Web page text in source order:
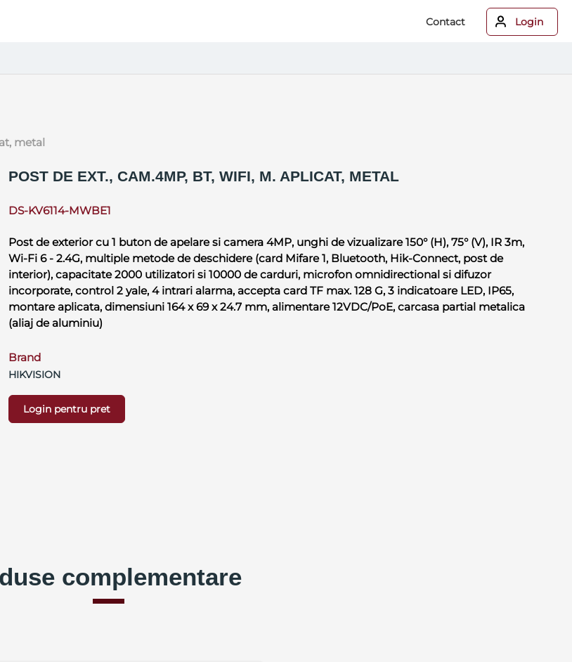
Contact Login
metal
POST DE EXT., CAM.4MP, BT, WIFI, M. APLICAT, METAL
DS-KV6114-MWBE1
Post de exterior cu 1 buton de apelare si camera 4MP, unghi de vizualizare 150° (H), 75° (V), IR 3m,
Wi-Fi 6 - 2.4G, multiple metode de deschidere (card Mifare 1, Bluetooth, Hik-Connect, post de
interior), capacitate 2000 utilizatori si 10000 de carduri, microfon omnidirectional si difuzor
incorporate, control 2 yale, 4 intrari alarma, accepta card TF max. 128 G, 3 indicatoare LED, IP65,
montare aplicata, dimensiuni 164 x 69 x 24.7 mm, alimentare 12VDC/PoE, carcasa partial metalica
(aliaj de aluminiu)
Brand
HIKVISION
Login pentru pret
complementare